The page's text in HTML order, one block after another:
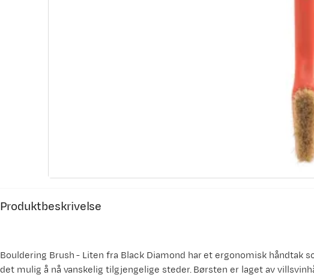
Produktbeskrivelse
Bouldering Brush - Liten fra Black Diamond har et ergonomisk håndtak
det mulig å nå vanskelig tilgjengelige steder. Børsten er laget av